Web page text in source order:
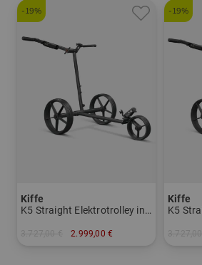
-19%
Kiffe
K5 Straight Elektrotrolley inkl. Schirmhalter
2.999,00 €
-19%
Kiffe